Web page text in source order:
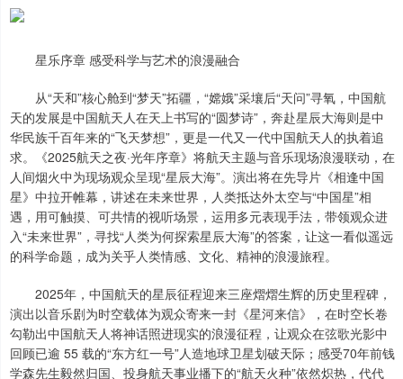
星乐序章 感受科学与艺术的浪漫融合
从“天和”核心舱到“梦天”拓疆，“嫦娥”采壤后“天问”寻氧，中国航
天的发展是中国航天人在天上书写的“圆梦诗”，奔赴星辰大海则是中
华民族千百年来的“飞天梦想”，更是一代又一代中国航天人的执着追
求。《2025航天之夜·光年序章》将航天主题与音乐现场浪漫联动，在
人间烟火中为现场观众呈现“星辰大海”。演出将在先导片《相逢中国
星》中拉开帷幕，讲述在未来世界，人类抵达外太空与“中国星”相
遇，用可触摸、可共情的视听场景，运用多元表现手法，带领观众进
入“未来世界”，寻找“人类为何探索星辰大海”的答案，让这一看似遥远
的科学命题，成为关乎人类情感、文化、精神的浪漫旅程。
2025年，中国航天的星辰征程迎来三座熠熠生辉的历史里程碑，
演出以音乐剧为时空载体为观众寄来一封《星河来信》，在时空长卷
勾勒出中国航天人将神话照进现实的浪漫征程，让观众在弦歌光影中
回顾已逾 55 载的“东方红一号”人造地球卫星划破天际；感受70年前钱
学森先生毅然归国、投身航天事业播下的“航天火种”依然炽热，代代